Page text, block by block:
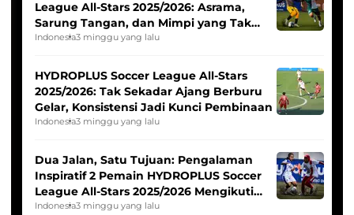
League All-Stars 2025/2026: Asrama,
Sarung Tangan, dan Mimpi yang Tak
Pernah Padam
Indonesia3 minggu yang lalu
HYDROPLUS Soccer League All-Stars
2025/2026: Tak Sekadar Ajang Berburu
Gelar, Konsistensi Jadi Kunci Pembinaan
Indonesia3 minggu yang lalu
Dua Jalan, Satu Tujuan: Pengalaman
Inspiratif 2 Pemain HYDROPLUS Soccer
League All-Stars 2025/2026 Mengikuti
Seleksi Timnas Indonesia Putri
Indonesia3 minggu yang lalu